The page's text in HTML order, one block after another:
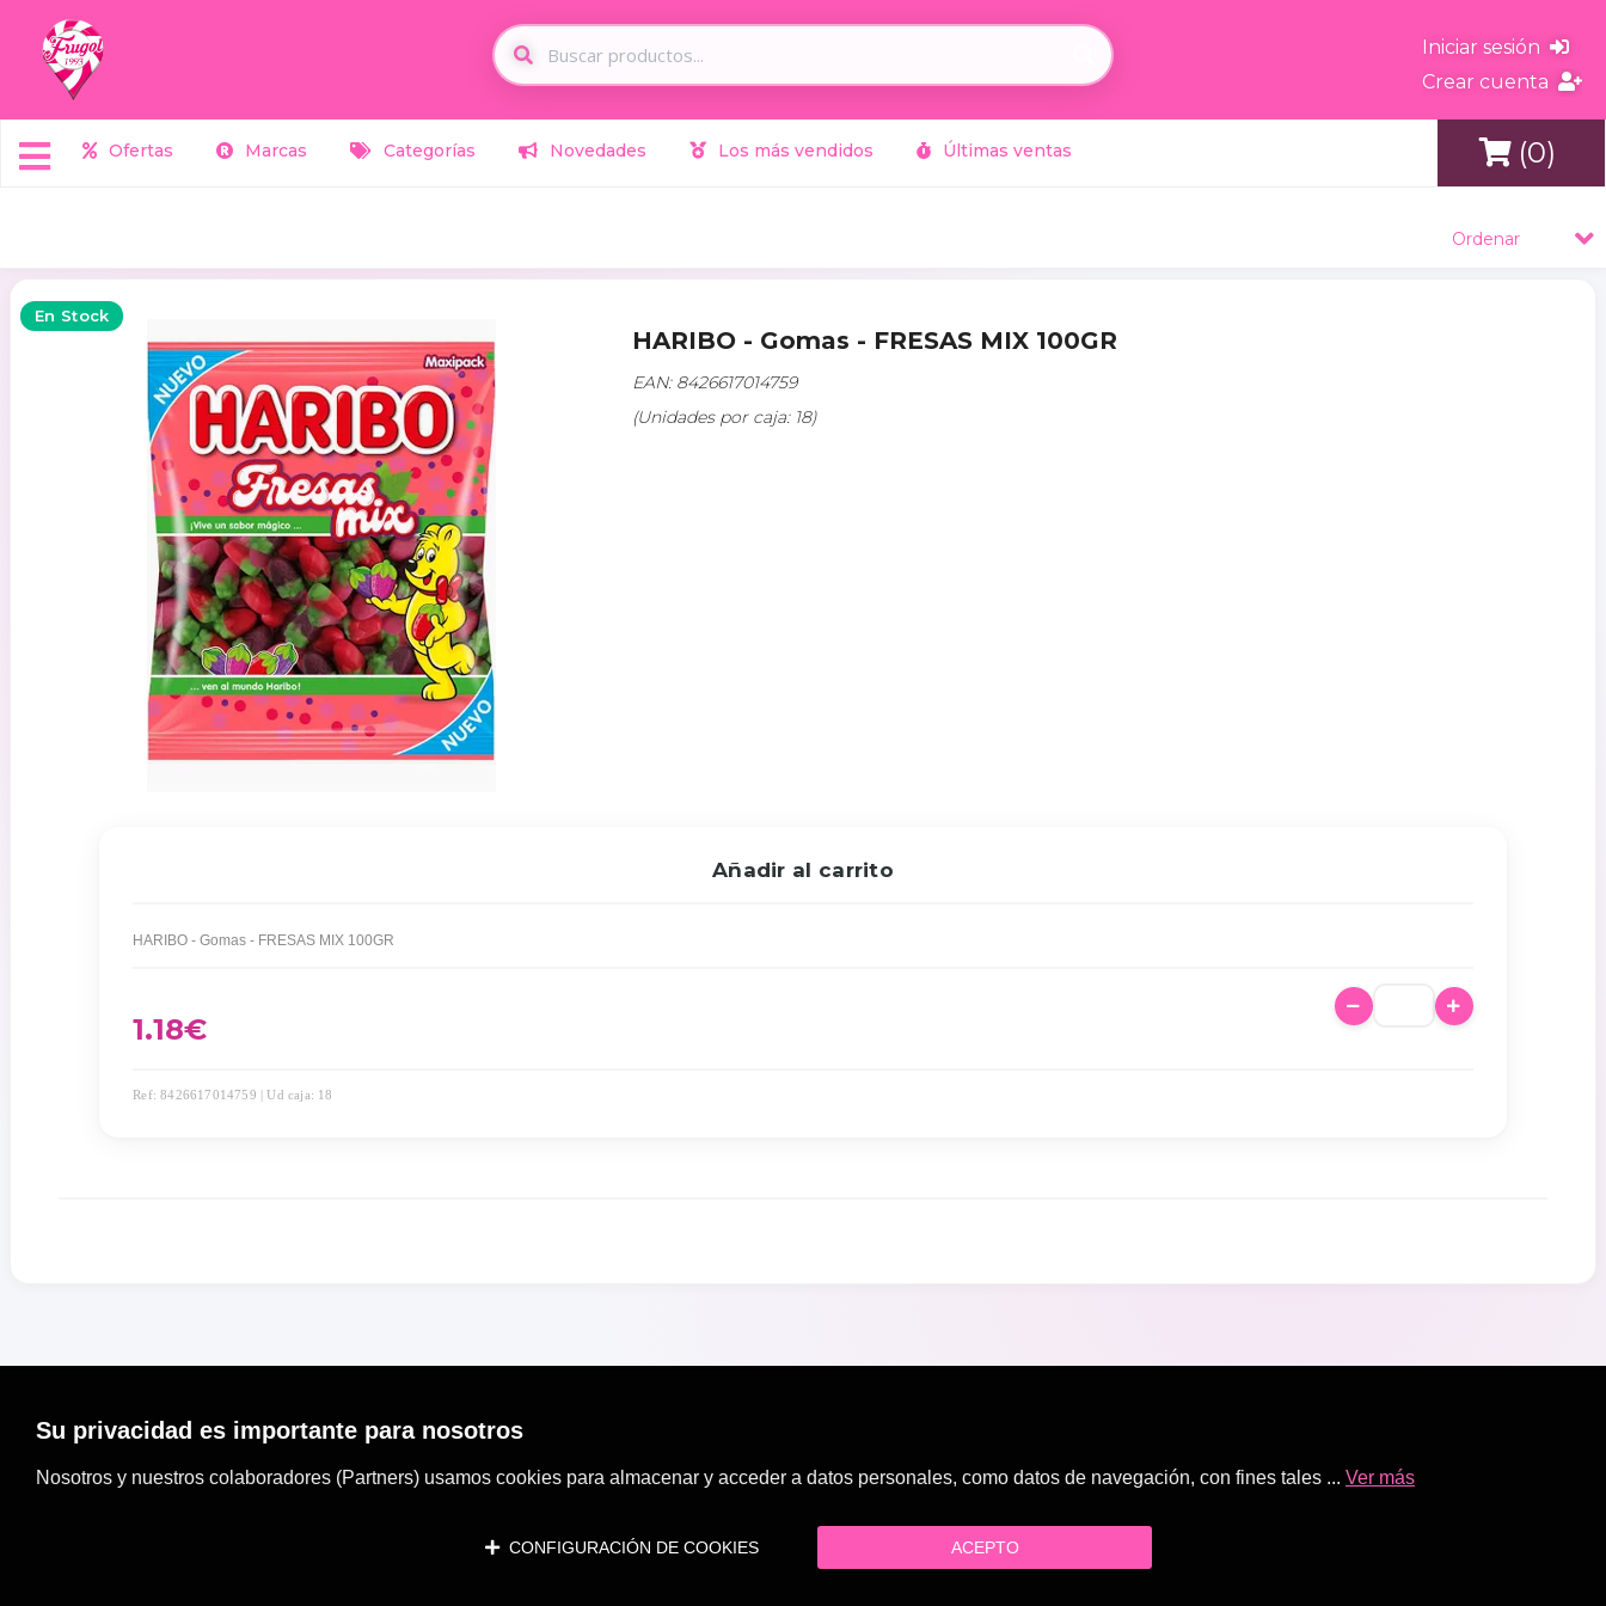
Iniciar sesión
Crear cuenta
Ofertas Marcas Categorías Novedades Los más vendidos Últimas ventas (0)
Ordenar
En Stock
HARIBO - Gomas - FRESAS MIX 100GR
EAN: 8426617014759
(Unidades por caja: 18)
Añadir al carrito
HARIBO - Gomas - FRESAS MIX 100GR
1.18€
Ref: 8426617014759 | Ud caja: 18
Su privacidad es importante para nosotros
Nosotros y nuestros colaboradores (Partners) usamos cookies para almacenar y acceder a datos personales, como datos de navegación, con fines tales ... Ver más
CONFIGURACIÓN DE COOKIES ACEPTO